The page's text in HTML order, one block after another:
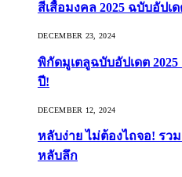
สีเสื้อมงคล 2025 ฉบับอัปเด
DECEMBER 23, 2024
พิกัดมูเตลูฉบับอัปเดต
ปี!
DECEMBER 12, 2024
หลับง่าย ไม่ต้องไถจอ! รว
หลับลึก